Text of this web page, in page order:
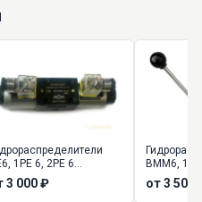
1РЕ 6, 2РЕ 6
золотниковые
3 000 ₽
ВММ6,
от 3 500